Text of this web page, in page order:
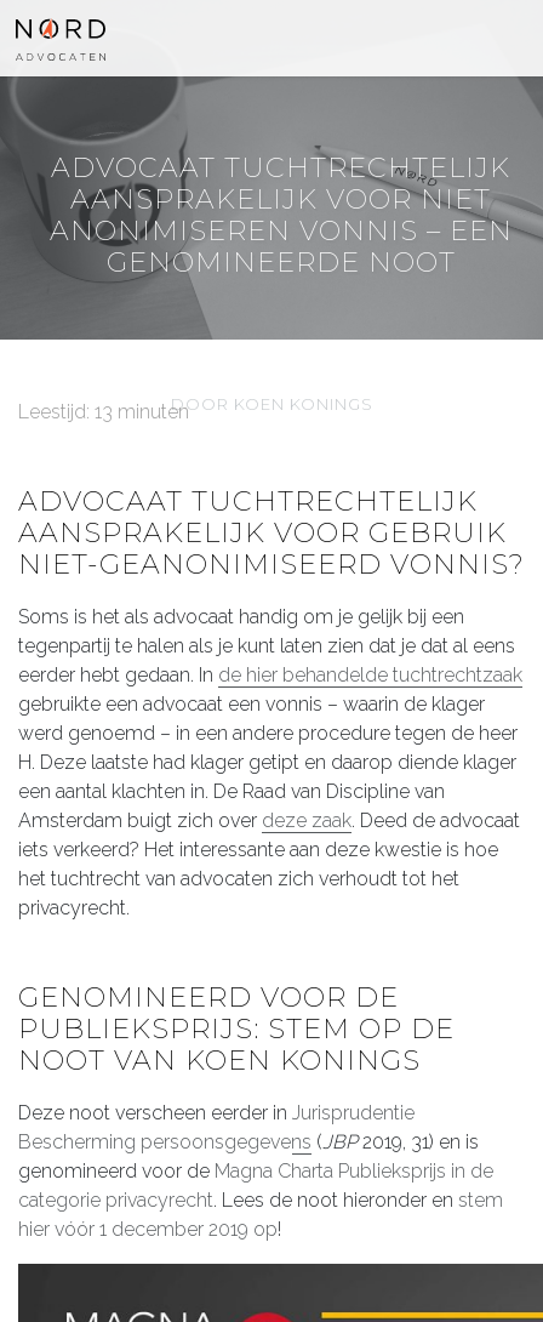
ADVOCAAT TUCHTRECHTELIJK
AANSPRAKELIJK VOOR NIET
ANONIMISEREN VONNIS – EEN
GENOMINEERDE NOOT
DOOR KOEN KONINGS
Leestijd: 13 minuten
ADVOCAAT TUCHTRECHTELIJK
AANSPRAKELIJK VOOR GEBRUIK
NIET-GEANONIMISEERD VONNIS?
Soms is het als advocaat handig om je gelijk bij een
tegenpartij te halen als je kunt laten zien dat je dat al eens
eerder hebt gedaan. In de hier behandelde tuchtrechtzaak
gebruikte een advocaat een vonnis – waarin de klager
werd genoemd – in een andere procedure tegen de heer
H. Deze laatste had klager getipt en daarop diende klager
een aantal klachten in. De Raad van Discipline van
Amsterdam buigt zich over deze zaak. Deed de advocaat
iets verkeerd? Het interessante aan deze kwestie is hoe
het tuchtrecht van advocaten zich verhoudt tot het
privacyrecht.
GENOMINEERD VOOR DE
PUBLIEKSPRIJS: STEM OP DE
NOOT VAN KOEN KONINGS
Deze noot verscheen eerder in Jurisprudentie
Bescherming persoonsgegevens (JBP2019, 31) en is
genomineerd voor de Magna Charta Publieksprijs in de
categorie privacyrecht. Lees de noot hieronder en stem
hier vóór 1 december 2019 op!